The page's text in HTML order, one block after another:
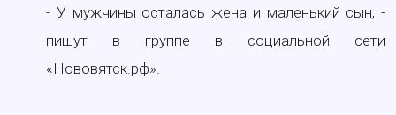
- У мужчины осталась жена и маленький сын, -
пишут в группе в социальной сети
«Нововятск.рф».